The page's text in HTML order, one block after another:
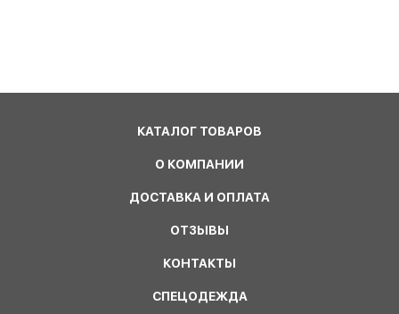
КАТАЛОГ ТОВАРОВ
О КОМПАНИИ
ДОСТАВКА И ОПЛАТА
ОТЗЫВЫ
КОНТАКТЫ
СПЕЦОДЕЖДА